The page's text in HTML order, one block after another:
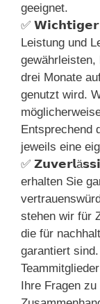
geeignet.
✅
Leistung und
gewährleisten,
drei Monate
genutzt wird.
Entsprechend
jeweils eine
✅
erhalten Sie
stehen wir für
die für
garantiert
Ihre Fragen